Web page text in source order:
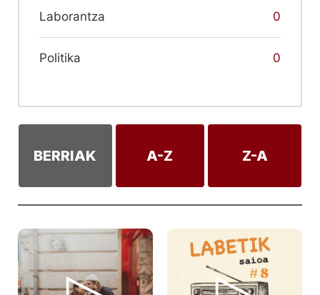
Laborantza 0
Politika 0
BERRIAK A-Z Z-A